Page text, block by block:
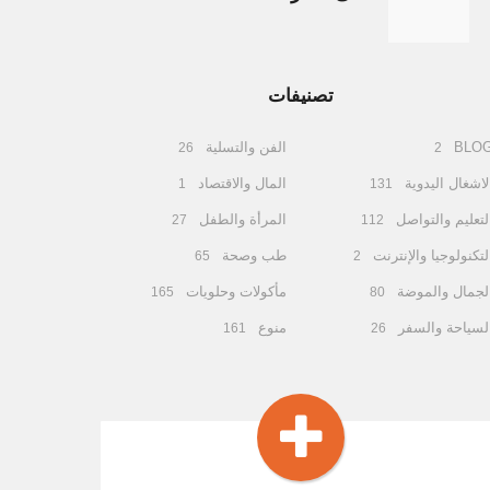
تصنيفات
2
اليدوية 131
والتواصل 112
والإنترنت 2
والموضة 80
والسفر 26
الفن والتسلية 26
المال والاقتصاد 1
المرأة والطفل 27
طب وصحة 65
مأكولات وحلويات 165
منوع 161